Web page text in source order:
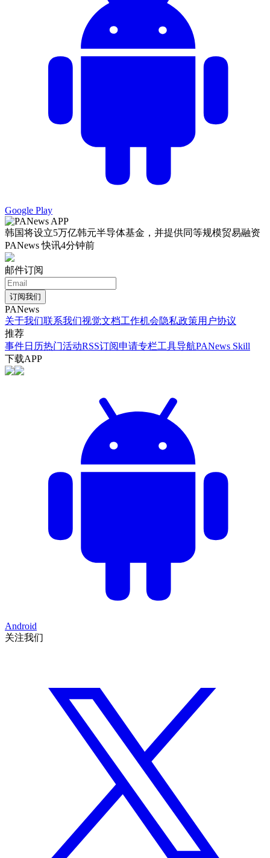
Google Play
韩国将设立5万亿韩元半导体基金，并提供同等规模贸易融资
PANews 快讯4分钟前
邮件订阅
订阅我们
PANews
关于我们联系我们视觉文档工作机会隐私政策用户协议
推荐
事件日历热门活动RSS订阅申请专栏工具导航PANews Skill
下载APP
Android
关注我们